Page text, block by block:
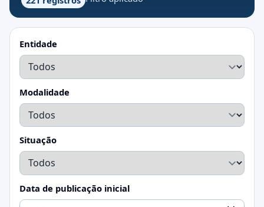
Entidade
Modalidade
Situação
Data de publicação inicial